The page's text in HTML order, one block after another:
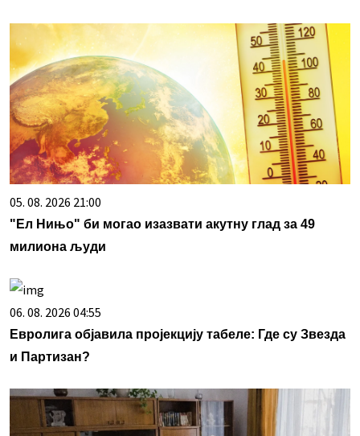
05. 08. 2026 21:00
"Ел Нињо" би могао изазвати акутну глад за 49
милиона људи
06. 08. 2026 04:55
Евролига објавила пројекцију табеле: Где су Звезда
и Партизан?